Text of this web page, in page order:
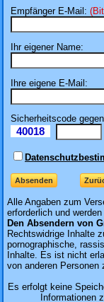
Empfänger E-Mail:
Ihr eigener Name:
Ihre eigene E-Mail:
Sicherheitscode
40018
Alle Angaben zum
erforderlich und
Den Absendern von
Rechtswidrige Inhalte
pornographische,
Inhalte. Es ist nicht
von anderen Personen
Es erfolgt keine
Informationen